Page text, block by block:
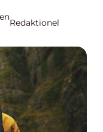
Redaktionel